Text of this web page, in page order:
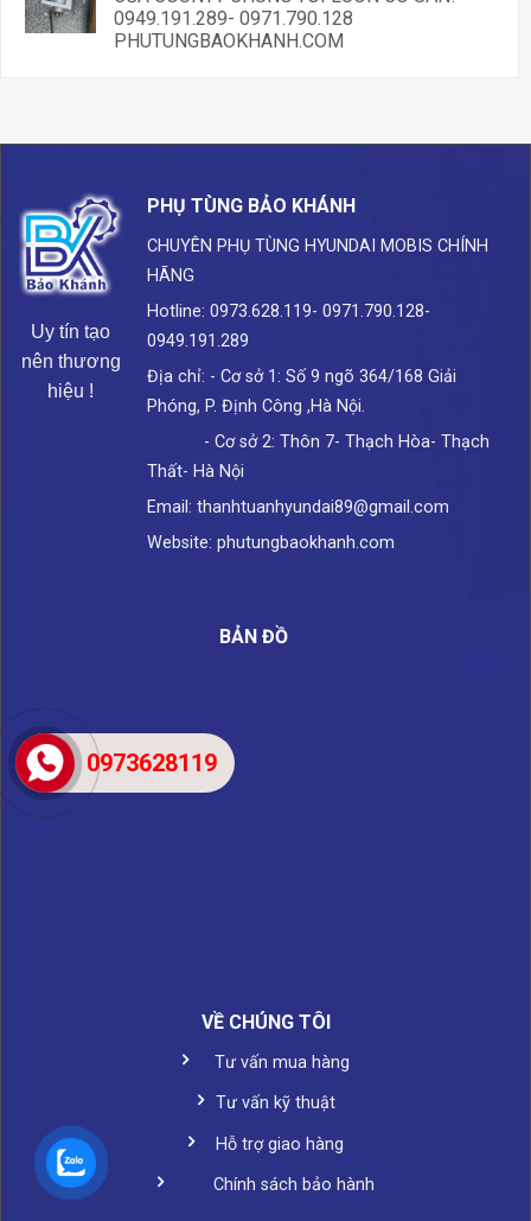
0949.191.289- 0971.790.128
PHUTUNGBAOKHANH.COM
Uy tín tạo
nên thương
hiệu !
PHỤ TÙNG BẢO KHÁNH
CHUYÊN PHỤ TÙNG HYUNDAI MOBIS CHÍNH
HÃNG
Hotline: 0973.628.119- 0971.790.128-
0949.191.289
Địa chỉ: - Cơ sở 1: Số 9 ngõ 364/168 Giải
Phóng, P. Định Công ,Hà Nội.
- Cơ sở 2: Thôn 7- Thạch Hòa- Thạch
Thất- Hà Nội
Email: thanhtuanhyundai89@gmail.com
Website: phutungbaokhanh.com
BẢN ĐỒ
VỀ CHÚNG TÔI
Tư vấn mua hàng
Tư vấn kỹ thuật
Hỗ trợ giao hàng
Chính sách bảo hành
0973628119